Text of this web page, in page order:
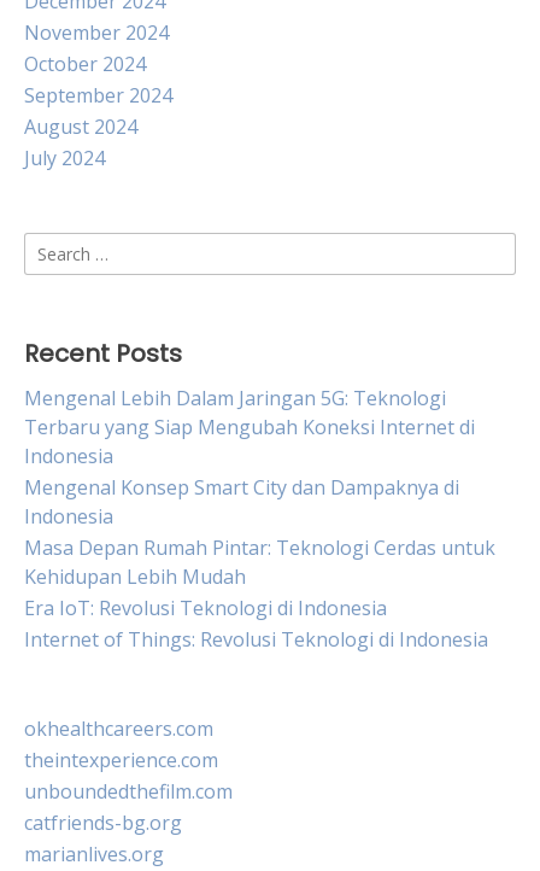
November 2024
October 2024
September 2024
August 2024
July 2024
Search
for:
Recent Posts
Mengenal Lebih Dalam Jaringan 5G: Teknologi
Terbaru yang Siap Mengubah Koneksi Internet di
Indonesia
Mengenal Konsep Smart City dan Dampaknya di
Indonesia
Masa Depan Rumah Pintar: Teknologi Cerdas untuk
Kehidupan Lebih Mudah
Era IoT: Revolusi Teknologi di Indonesia
Internet of Things: Revolusi Teknologi di Indonesia
okhealthcareers.com
theintexperience.com
unboundedthefilm.com
catfriends-bg.org
marianlives.org